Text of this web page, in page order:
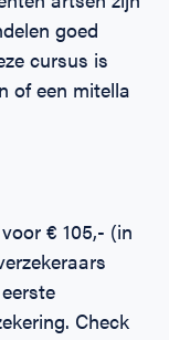
goed
cursus is
of een mitella
€ 105,- (in
Check